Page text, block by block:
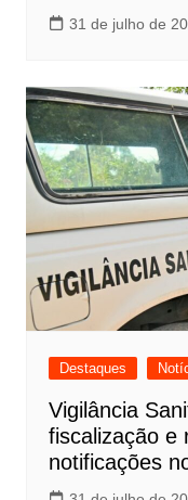
31 de julho de
Destaques
Vigilância
fiscalização e
notificações